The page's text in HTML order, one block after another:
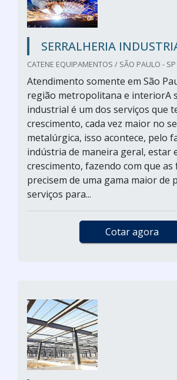
SERRALHERIA
CATENE EQUIPAMENTOS / SÃO PAULO - SP
Atendimento somente em São
região metropolitana e interiorA
industrial é um dos serviços que
crescimento, cada vez maior no
metalúrgica, isso acontece, pelo
indústria de maneira geral, estar
crescimento, fazendo com que as
precisem de uma gama maior de
serviços para...
Cotar agora